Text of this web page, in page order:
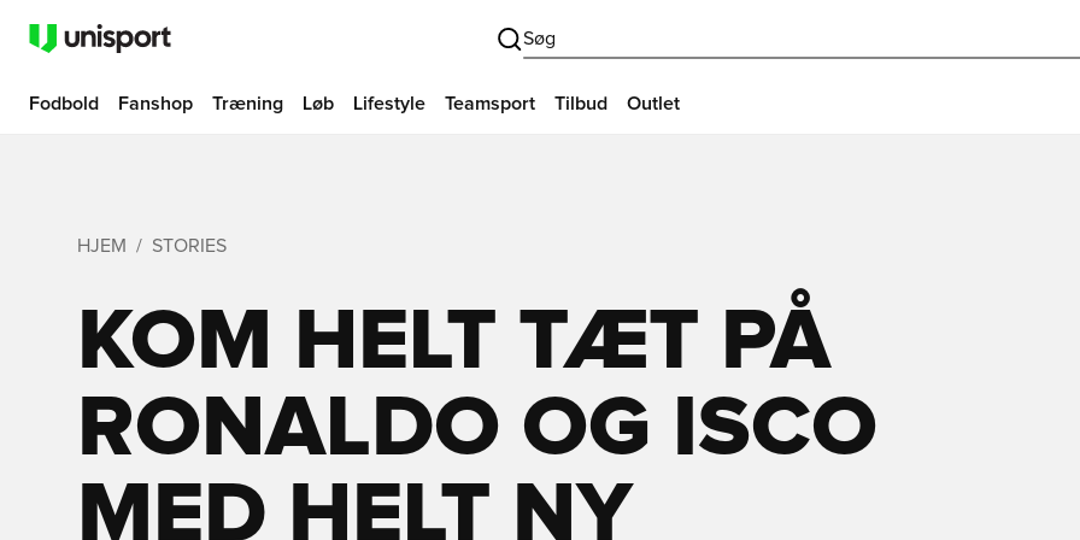
Søg
Fodbold Fanshop Træning Løb Lifestyle Teamsport Tilbud Outlet
HJEM STORIES
KOM HELT TÆT PÅ
RONALDO OG ISCO
MED HELT NY